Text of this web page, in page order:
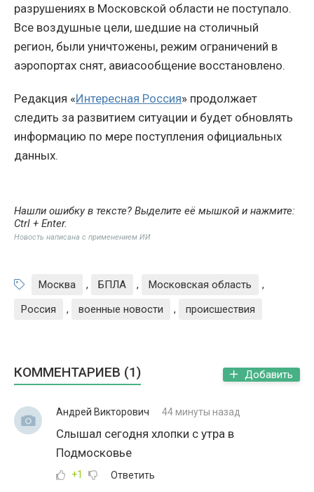
разрушениях в Московской области не поступало.
Все воздушные цели, шедшие на столичный
регион, были уничтожены, режим ограничений в
аэропортах снят, авиасообщение восстановлено.
Редакция «Интересная Россия» продолжает
следить за развитием ситуации и будет обновлять
информацию по мере поступления официальных
данных.
Нашли ошибку в тексте? Выделите её мышкой и нажмите:
Ctrl + Enter.
Новость написана с применением ИИ
Москва , БПЛА , Московская область
,
Россия
, военные новости , происшествия
КОММЕНТАРИЕВ (1) Добавить
Андрей Викторович 44 минуты назад
Слышал сегодня хлопки с утра в
Подмосковье
+1 Ответить